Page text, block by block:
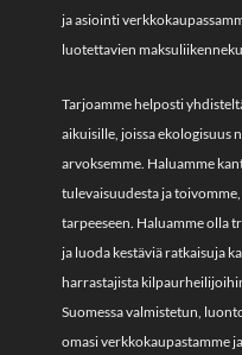
ja asiointi
luotettavien
Tarjoamme helposti
aikuisille, joissa ekologisuus
arvoksemme. Haluamme
tulevaisuudesta ja
tarpeeseen. Haluamme olla
ja luoda kestäviä ratkaisuja
harrastajista
Suomessa valmistetun,
omasi verkkokaupastamme